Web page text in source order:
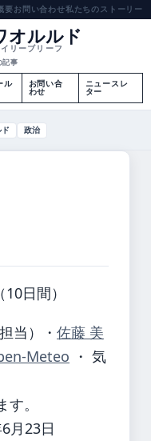
要お問い合わせ私たちのストーリー
オルルド
リーブリーフ
記事
ル
お問い合
わせ
ニュースレ
ター
ド 政治
日間）
当） ・ 佐藤 美
Meteo ・ 気
。
月23日